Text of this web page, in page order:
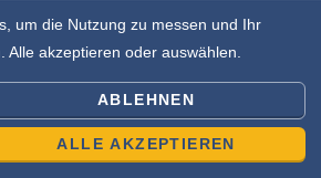
um die Nutzung zu messen und Ihr
Alle akzeptieren oder auswählen.
ABLEHNEN
ALLE AKZEPTIEREN